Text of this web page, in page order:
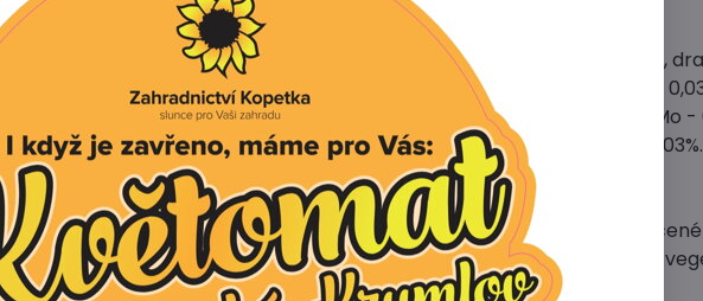
vlastnosti:
ve vodě jako N - 6,1%, fosfor rozpustný ve vodě jako P2O5 - 3,1%,
vodě jako B - 0,01%, železo v chelátu EDTA rozpustné ve vodě jako Fe -
jako Cu - 0,002%, molybden v chelátu EDTA rozpustný ve vodě jako Mo -
jako Mn - 0,01%, Zinek v chelátu EDTA rozpustný ve vodě jako Zn - 0,003%.
použití:
je plné kapalné hnojivo se stopovými prvky v chelátové formě
jednotlivých rostlin. Aplikuje se zálivkou půdy, při přihnojování během